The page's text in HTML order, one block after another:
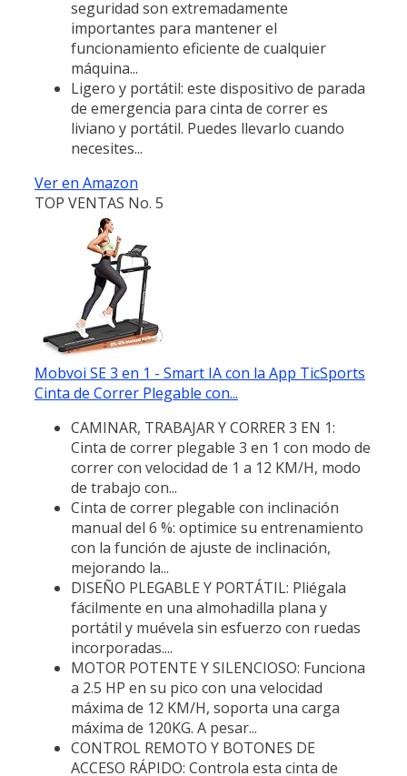
seguridad son extremadamente
importantes para mantener el
funcionamiento eficiente de cualquier
máquina...
Ligero y portátil: este dispositivo de parada
de emergencia para cinta de correr es
liviano y portátil. Puedes llevarlo cuando
necesites...
Ver en Amazon
TOP VENTAS No. 5
Mobvoi SE 3 en 1 - Smart IA con la App TicSports
Cinta de Correr Plegable con...
CAMINAR, TRABAJAR Y CORRER 3 EN 1:
Cinta de correr plegable 3 en 1 con modo de
correr con velocidad de 1 a 12 KM/H, modo
de trabajo con...
Cinta de correr plegable con inclinación
manual del 6 %: optimice su entrenamiento
con la función de ajuste de inclinación,
mejorando la...
DISEÑO PLEGABLE Y PORTÁTIL: Pliégala
fácilmente en una almohadilla plana y
portátil y muévela sin esfuerzo con ruedas
incorporadas....
MOTOR POTENTE Y SILENCIOSO: Funciona
a 2.5 HP en su pico con una velocidad
máxima de 12 KM/H, soporta una carga
máxima de 120KG. A pesar...
CONTROL REMOTO Y BOTONES DE
ACCESO RÁPIDO: Controla esta cinta de